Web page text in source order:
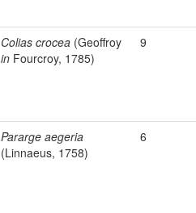
Colias crocea (Geoffroy
in Fourcroy, 1785)
9
Pararge aegeria
(Linnaeus, 1758)
6